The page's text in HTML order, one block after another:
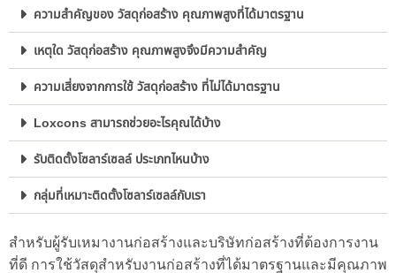
ความสำคัญของ วัสดุก่อสร้าง คุณภาพสูงที่ได้มาตรฐาน
เหตุใด วัสดุก่อสร้าง คุณภาพสูงจึงมีความสำคัญ
ความเสี่ยงจากการใช้ วัสดุก่อสร้าง ที่ไม่ได้มาตรฐาน
Loxcons สามารถช่วยอะไรคุณได้บ้าง
รับติดตั้งโซลาร์เซลล์ ประเภทไหนบ้าง
กลุ่มที่เหมาะติดตั้งโซลาร์เซลล์กับเรา
สำหรับผู้รับเหมางานก่อสร้างและบริษัทก่อสร้างที่ต้องการงาน
ที่ดี การใช้วัสดุสำหรับงานก่อสร้างที่ได้มาตรฐานและมีคุณภาพ